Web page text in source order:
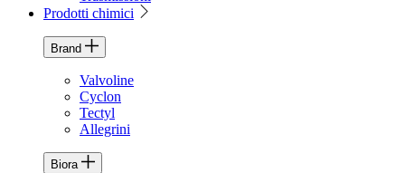
Prodotti chimici
Brand
Valvoline
Cyclon
Tectyl
Allegrini
Biora